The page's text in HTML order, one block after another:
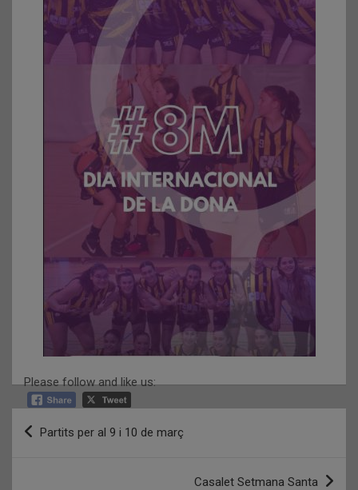
Please follow and like us:
Navegació
d'entrades
Partits per al 9 i 10 de març
Casalet Setmana Santa